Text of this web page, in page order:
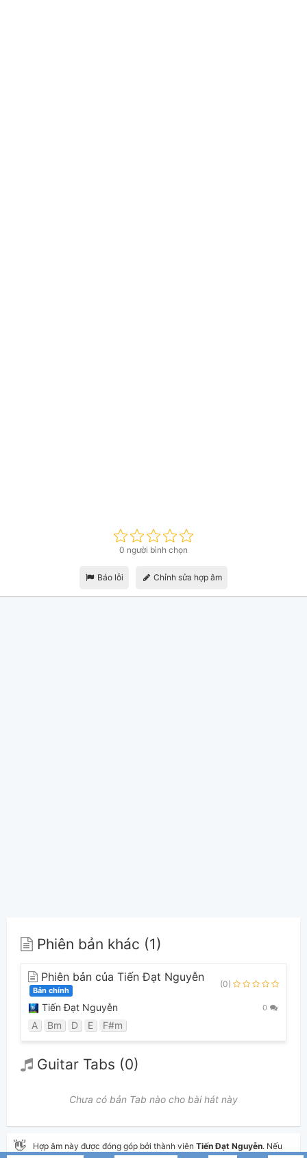
0 người bình chọn
Báo lỗi Chỉnh sửa hợp âm
Phiên bản khác (1)
Phiên bản của Tiến Đạt Nguyễn
Bản chính
(0)
Tiến Đạt Nguyễn 0
A Bm D E F#m
Guitar Tabs (0)
Chưa có bản Tab nào cho bài hát này
👋 Hợp âm này được đóng góp bởi thành viên Tiến Đạt Nguyễn. Nếu